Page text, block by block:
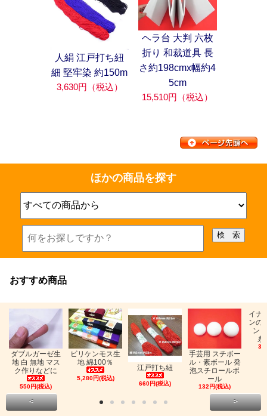
人絹 江戸打ち紐
細 堅牢染 約150m
3,630円（税込）
ヘラ台 大判 六枚
折り 和裁道具 長
さ約198cmx幅約4
5cm
15,510円（税込）
ほかの商品を探す
おすすめ商品
ダブルガーゼ生
地 白 無地 マス
ク作りなどに
550円(税込)
ビリケンモス生
地 綿100％
5,280円(税込)
江戸打ち紐
660円(税込)
手芸用 スチボー
ル・素ボール 発
泡スチロールボ
ール
132円(税込)
イナ
ンの
ン
糸
< >